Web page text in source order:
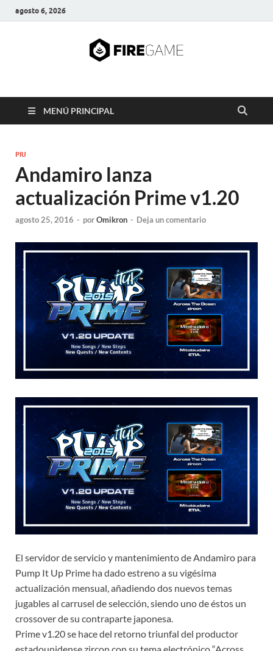
agosto 6, 2026
FIRE GAME
MENÚ PRINCIPAL
PIU
Andamiro lanza
actualización Prime v1.20
agosto 25, 2016 - porOmikron - Deja un comentario
El servidor de servicio y mantenimiento de Andamiro para
Pump It Up Prime ha dado estreno a su vigésima
actualización mensual, añadiendo dos nuevos temas
jugables al carrusel de selección, siendo uno de éstos un
crossover de su contraparte japonesa.
Prime v1.20 se hace del retorno triunfal del productor